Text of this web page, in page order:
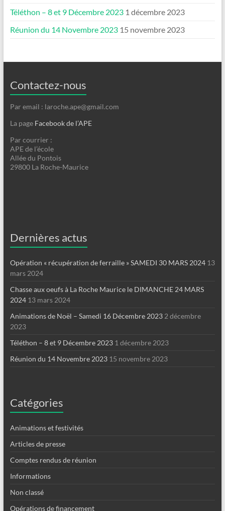
Téléthon – 8 et 9 Décembre 2023 1 décembre 2023
Réunion du 14 Novembre 2023 15 novembre 2023
Contactez-nous
Par email : laroche.ape@gmail.com
La page Facebook de l’APE
Par courrier :
APE de l’école
Allée du Pontois
29800 La Roche-Maurice
Dernières actus
Opération « récupération de ferraille » SAMEDI 30 MARS 2024 13
mars 2024
Chasse aux oeufs à La Roche Maurice le DIMANCHE 24 MARS
2024 13 mars 2024
Animations de Noël – Samedi 16 Décembre 2023 2 décembre
2023
Téléthon – 8 et 9 Décembre 2023 1 décembre 2023
Réunion du 14 Novembre 2023 15 novembre 2023
Catégories
Animations et festivités
Articles de presse
Comptes rendus de réunion
Informations
Non classé
Opérations de financement